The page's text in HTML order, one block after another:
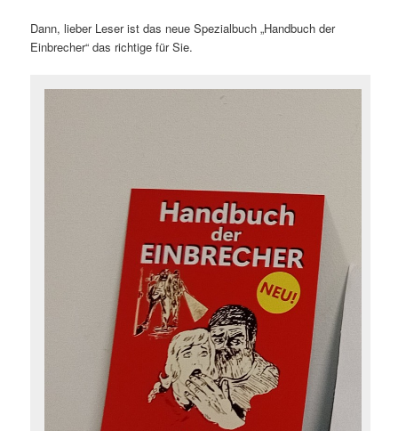
Dann, lieber Leser ist das neue Spezialbuch „Handbuch der
Einbrecher“ das richtige für Sie.